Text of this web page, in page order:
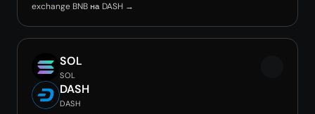
exchange BNB на DASH →
SOL
SOL
DASH
DASH